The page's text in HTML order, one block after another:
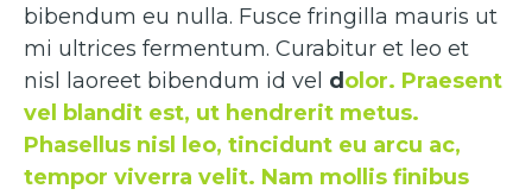
bibendum eu nulla. Fusce fringilla mauris ut
mi ultrices fermentum. Curabitur et leo et
nisl laoreet bibendum id vel dolor. Praesent
vel blandit est, ut hendrerit metus.
Phasellus nisl leo, tincidunt eu arcu ac,
tempor viverra velit. Nam mollis finibus